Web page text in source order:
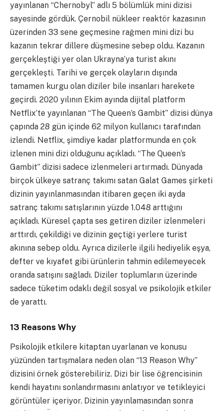
yayınlanan “Chernobyl” adlı 5 bölümlük mini dizisi
sayesinde gördük. Çernobil nükleer reaktör kazasının
üzerinden 33 sene geçmesine rağmen mini dizi bu
kazanın tekrar dillere düşmesine sebep oldu. Kazanın
gerçekleştiği yer olan Ukrayna’ya turist akını
gerçekleşti. Tarihi ve gerçek olayların dışında
tamamen kurgu olan diziler bile insanları harekete
geçirdi. 2020 yılının Ekim ayında dijital platform
Netflix’te yayınlanan “The Queen’s Gambit” dizisi dünya
çapında 28 gün içinde 62 milyon kullanıcı tarafından
izlendi. Netflix, şimdiye kadar platformunda en çok
izlenen mini dizi olduğunu açıkladı. “The Queen’s
Gambit” dizisi sadece izlenmeleri artırmadı. Dünyada
birçok ülkeye satranç takımı satan Galat Games şirketi
dizinin yayınlanmasından itibaren geçen iki ayda
satranç takımı satışlarının yüzde 1.048 arttığını
açıkladı. Küresel çapta ses getiren diziler izlenmeleri
arttırdı, çekildiği ve dizinin geçtiği yerlere turist
akınına sebep oldu. Ayrıca dizilerle ilgili hediyelik eşya,
defter ve kıyafet gibi ürünlerin tahmin edilemeyecek
oranda satışını sağladı. Diziler toplumların üzerinde
sadece tüketim odaklı değil sosyal ve psikolojik etkiler
de yarattı.
13 Reasons Why
Psikolojik etkilere kitaptan uyarlanan ve konusu
yüzünden tartışmalara neden olan “13 Reason Why”
dizisini örnek gösterebiliriz. Dizi bir lise öğrencisinin
kendi hayatını sonlandırmasını anlatıyor ve tetikleyici
görüntüler içeriyor. Dizinin yayınlamasından sonra